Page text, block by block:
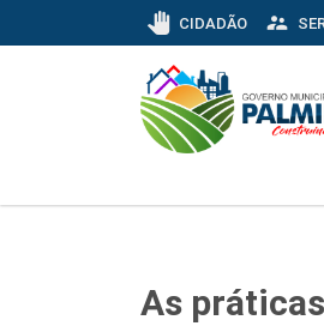
pan_tool CIDADÃO supervisor_account
As